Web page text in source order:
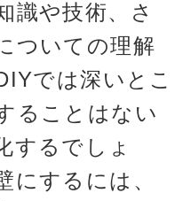
識や技術、さ
ついての理解
では深いとこ
ることはない
するでしょ
にするには、